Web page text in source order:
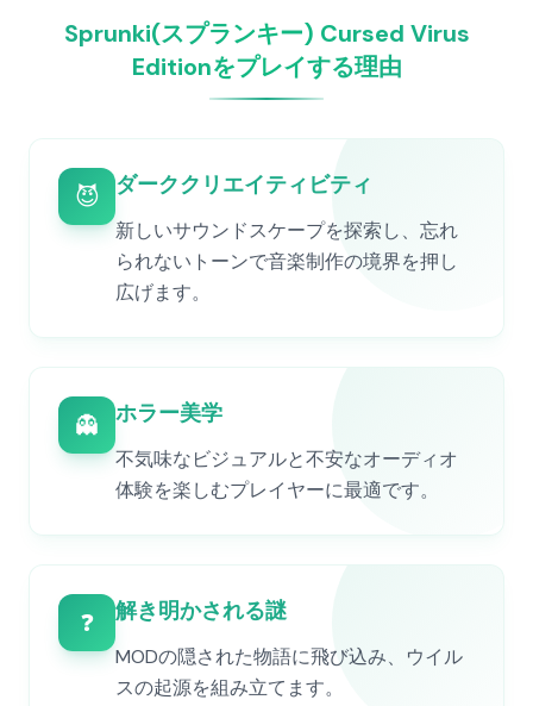
Sprunki(スプランキー) Cursed Virus
Editionをプレイする理由
😈 ダーククリエイティビティ
新しいサウンドスケープを探索し、忘れ
られないトーンで音楽制作の境界を押し
広げます。
👻 ホラー美学
不気味なビジュアルと不安なオーディオ
体験を楽しむプレイヤーに最適です。
❓ 解き明かされる謎
MODの隠された物語に飛び込み、ウイル
スの起源を組み立てます。